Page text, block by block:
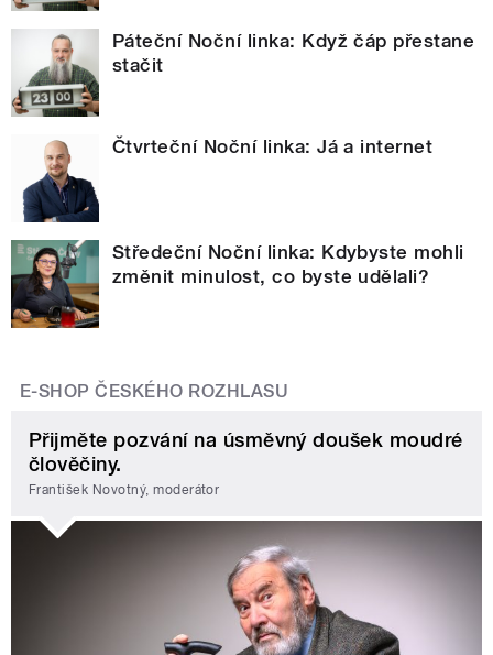
Páteční Noční linka: Když čáp přestane
stačit
Čtvrteční Noční linka: Já a internet
Středeční Noční linka: Kdybyste mohli
změnit minulost, co byste udělali?
E-SHOP ČESKÉHO ROZHLASU
Přijměte pozvání na úsměvný doušek moudré
člověčiny.
František Novotný, moderátor